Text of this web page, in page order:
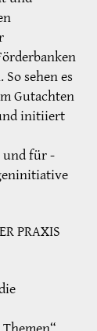
sehen es
Gutachten
initiiert
und für
PRAXIS